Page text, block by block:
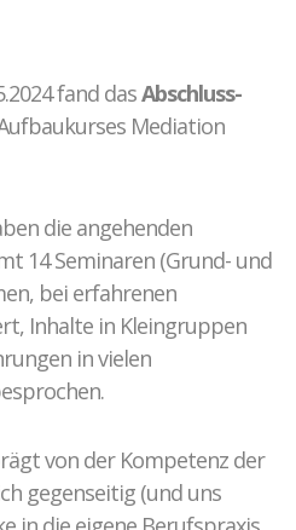
fand dasAbschluss-
Mediation
die angehenden
14 Seminaren (Grund- und
bei erfahrenen
Inhalte in Kleingruppen
in vielen
von der Kompetenz der
gegenseitig (und uns